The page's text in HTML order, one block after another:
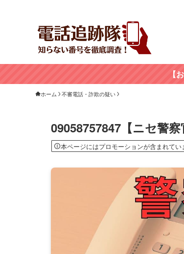
【
ホーム 不審電話・詐欺の疑い
09058757847【ニセ警
本ページにはプロモーションが含まれてい